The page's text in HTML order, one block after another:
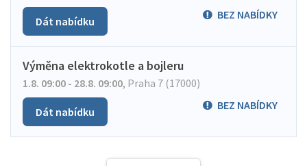
BEZ NABÍDKY
Dát nabídku
Výměna elektrokotle a bojleru
1.8. 09:00 - 28.8. 09:00, Praha 7 (17000)
BEZ NABÍDKY
Dát nabídku